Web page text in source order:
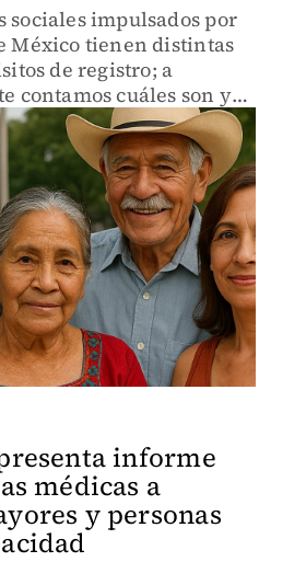
sociales impulsados por
México tienen distintas
de registro; a
contamos cuáles son y
informe
médicas a
y personas